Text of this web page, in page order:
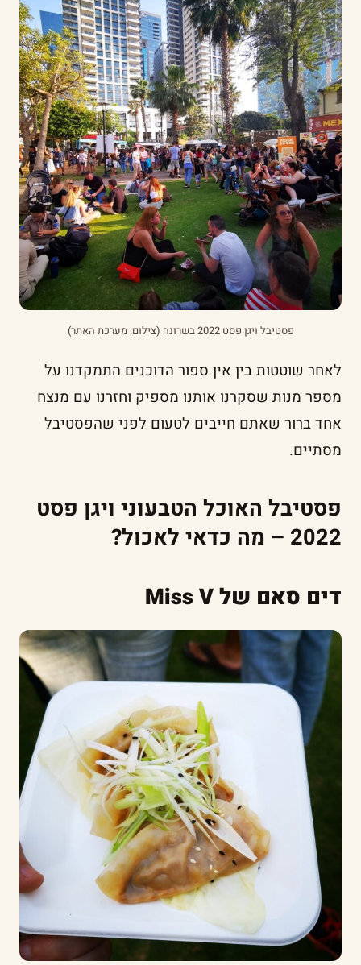
פסטיבל ויגן פסט 2022 בשרונה (צילום: מערכת האתר)
לאחר שוטטות בין אין ספור הדוכנים התמקדנו על
מספר מנות שסקרנו אותנו מספיק וחזרנו עם מנצח
אחד ברור שאתם חייבים לטעום לפני שהפסטיבל
מסתיים.
פסטיבל האוכל הטבעוני ויגן פסט
2022 – מה כדאי לאכול?
דים סאם של Miss V